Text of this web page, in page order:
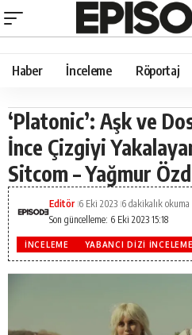
Haber İnceleme Röportaj
‘Platonic’: Aşk ve
İnce Çizgiyi
Sitcom – Yağmur
Son güncelleme: 6 Eki 2023 15:18
Editör 6 Eki 2023 6 dakikalık okuma
İNCELEME YABANCI DIZI İNCELEME